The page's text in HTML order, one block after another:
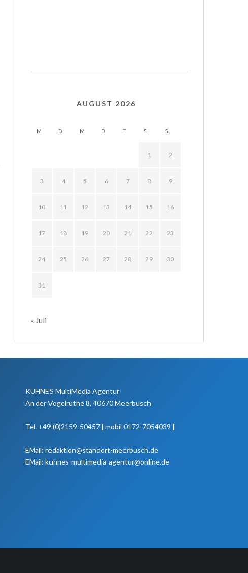
AUGUST 2026
M D M D F S S
1 2
3 4 5 6 7 8 9
10 11 12 13 14 15 16
17 18 19 20 21 22 23
24 25 26 27 28 29 30
31
« Juli
KUHNES MultiMedia Agentur
An der Vogelruthe 8, 40670 Meerbusch
Tel. +49 (0)2159-50457 [ mobil 0172-7054039 ]
EMail: redaktion@standort-meerbusch.de
EMail: kuhnes-multimedia-agentur@online.de